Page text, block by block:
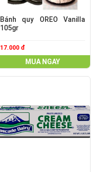
Bánh quy OREO Vanilla
105gr
17.000 đ
MUA NGAY